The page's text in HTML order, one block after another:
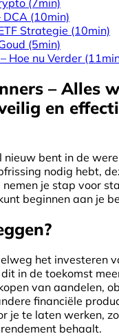
(7min)
DCA (10min)
Strategie (10min)
(5min)
Hoe nu Verder
– Alles
en
nieuw bent in de
nodig hebt,
je stap voor
beginnen aan je
het investeren
in de toekomst
van aandelen,
financiële
je te laten werken,
behaalt.